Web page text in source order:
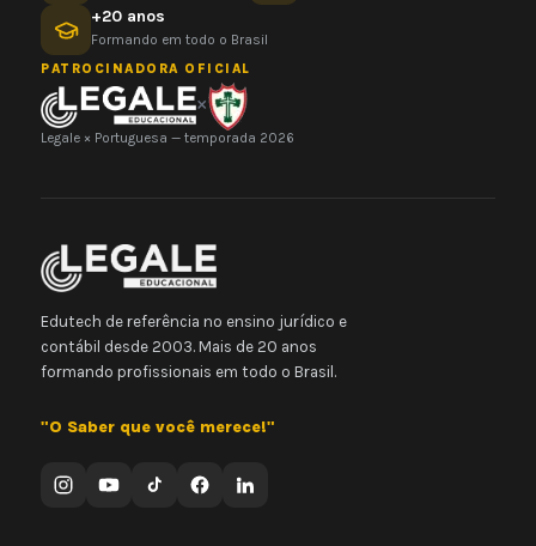
+20 anos
Formando em todo o Brasil
PATROCINADORA OFICIAL
×
Legale × Portuguesa — temporada 2026
Edutech de referência no ensino jurídico e
contábil desde 2003. Mais de 20 anos
formando profissionais em todo o Brasil.
"O Saber que você merece!"